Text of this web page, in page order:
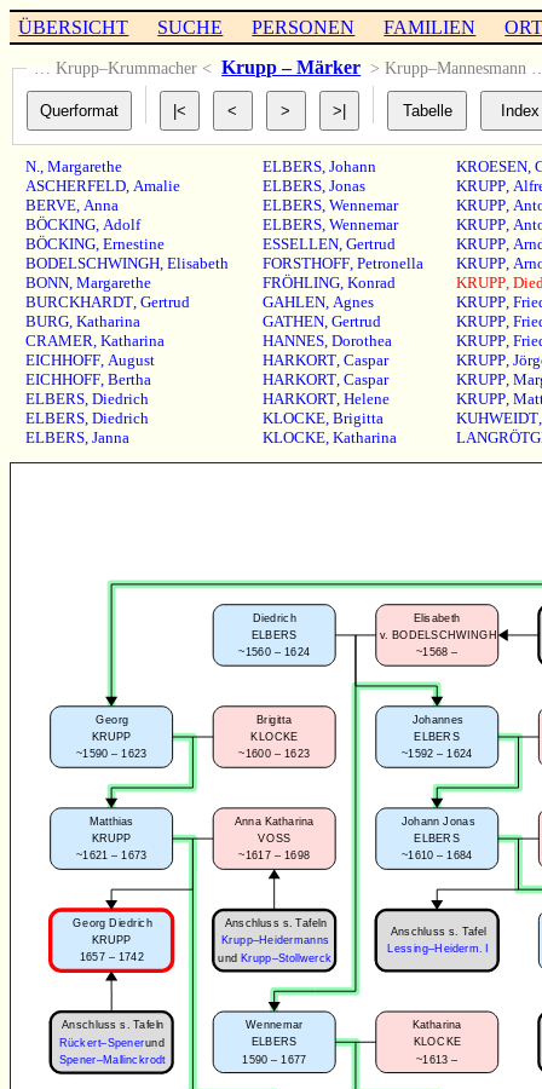
ÜBERSICHT SUCHE PERSONEN FAMILIEN
… Krupp–Krummacher < Krupp – Märker > Krupp–Mannesmann
N.,Margarethe
ASCHERFELD,Amalie
BERVE,Anna
BÖCKING,Adolf
BÖCKING,Ernestine
BODELSCHWINGH,Elisabeth
BONN,Margarethe
BURCKHARDT,Gertrud
BURG,Katharina
CRAMER,Katharina
EICHHOFF,August
EICHHOFF,Bertha
ELBERS,Diedrich
ELBERS,Diedrich
ELBERS,Janna
ELBERS, Johann
ELBERS, Jonas
ELBERS, Wennemar
ELBERS, Wennemar
ESSELLEN, Gertrud
FORSTHOFF, Petronella
FRÖHLING, Konrad
GAHLEN, Agnes
GATHEN, Gertrud
HANNES, Dorothea
HARKORT, Caspar
HARKORT, Caspar
HARKORT, Helene
KLOCKE, Brigitta
KLOCKE, Katharina
KROESEN,
KRUPP,
KRUPP,
KRUPP,
KRUPP,
KRUPP,
KRUPP,
KRUPP,
KRUPP,
KRUPP,
KRUPP,
KRUPP,
KRUPP,
KUHWEIDT
Wennemar
ELBERS
1590 – 1677
Katharina
KLOCKE
~1613 –
Diedrich
ELBERS
~1560 – 1624
Elisabeth
v. BODELSCHWINGH
~1568 –
Johannes
ELBERS
~1592 – 1624
Johann Jonas
ELBERS
~1610 – 1684
Matthias
KRUPP
~1621 – 1673
Anna Katharina
VOSS
~1617 – 1698
Georg
KRUPP
~1590 – 1623
Brigitta
KLOCKE
~1600 – 1623
Anschluss s. Tafel
Lessing–Heiderm. I
Georg Diedrich
KRUPP
1657 – 1742
Anschluss s. Tafeln
Rückert–Spenerund
Spener–Mallinckrodt
Anschluss s. Tafeln
Krupp–Heidermanns
und Krupp–Stollwerck